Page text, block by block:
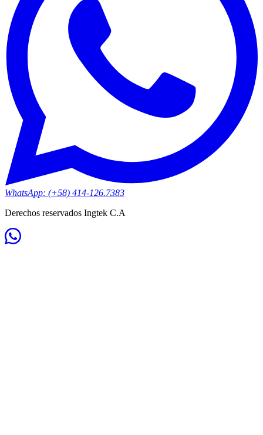
WhatsApp: (+58) 414-126.7383
Derechos reservados Ingtek C.A